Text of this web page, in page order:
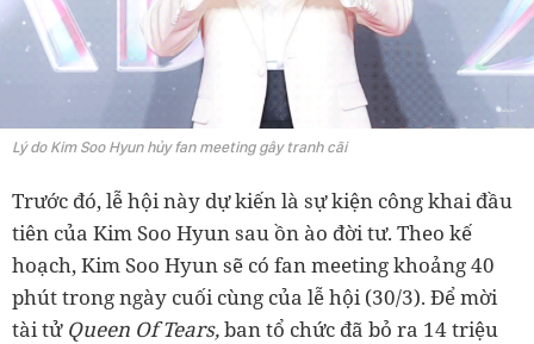
Lý do Kim Soo Hyun hủy fan meeting gây tranh cãi
Trước đó, lễ hội này dự kiến là sự kiện công khai đầu
tiên của Kim Soo Hyun sau ồn ào đời tư. Theo kế
hoạch, Kim Soo Hyun sẽ có fan meeting khoảng 40
phút trong ngày cuối cùng của lễ hội (30/3). Để mời
tài tửQueen Of Tears,ban tổ chức đã bỏ ra 14 triệu